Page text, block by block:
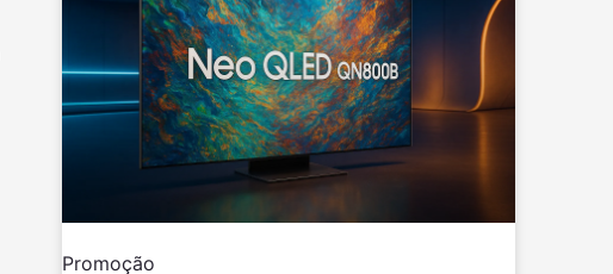
Promoção